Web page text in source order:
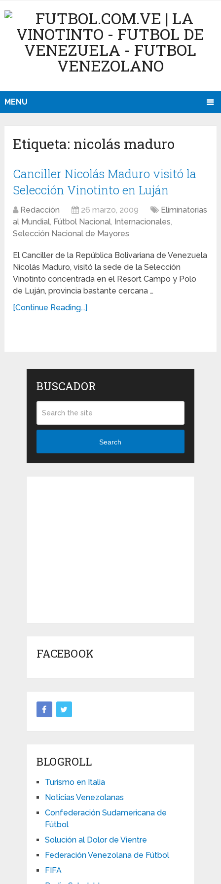
MENU
Etiqueta: nicolás maduro
Canciller Nicolás Maduro visitó la
Selección Vinotinto en Luján
Redacción 26 marzo, 2009
Eliminatorias
al Mundial, Fútbol Nacional, Internacionales,
Selección Nacional de Mayores
El Canciller de la República Bolivariana de Venezuela
Nicolás Maduro, visitó la sede de la Selección
Vinotinto concentrada en el Resort Campo y Polo
de Luján, provincia bastante cercana …
[Continue Reading...]
BUSCADOR
Search
FACEBOOK
BLOGROLL
Turismo en Italia
Noticias Venezolanas
Confederación Sudamericana de
Fútbol
Solución al Dolor de Vientre
Federación Venezolana de Fútbol
FIFA